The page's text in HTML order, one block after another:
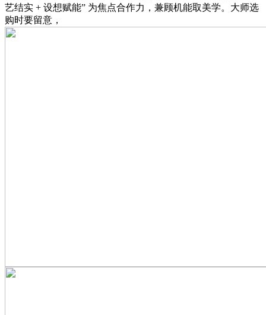
艺结实 + 设想赋能” 为焦点合作力，兼顾机能取美学。大师选
购时要留意，